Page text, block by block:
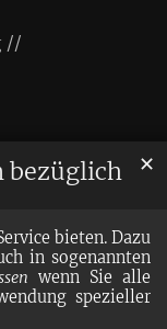
bezüglich
bieten. Dazu
in sogenannten
wenn Sie alle
spezieller
✕